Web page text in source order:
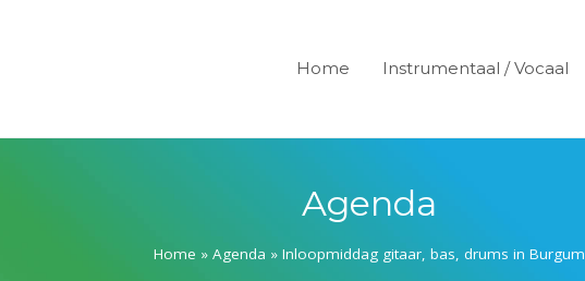
Home Instrumentaal / Vocaal
Agenda
Home » Agenda » Inloopmiddag gitaar, bas, drums in Burgum